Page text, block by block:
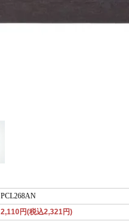
PCL268AN
2,110円(税込2,321円)